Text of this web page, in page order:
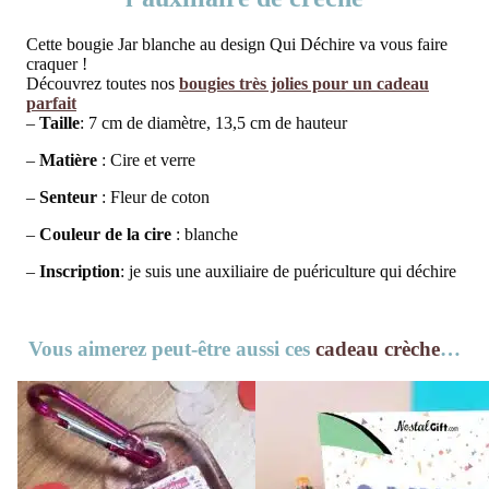
Cette bougie Jar blanche au design Qui Déchire va vous faire
craquer !
Découvrez toutes nos bougies très jolies pour un cadeau
parfait
– Taille: 7 cm de diamètre, 13,5 cm de hauteur
– Matière : Cire et verre
– Senteur : Fleur de coton
– Couleur de la cire : blanche
– Inscription: je suis une auxiliaire de puériculture qui déchire
Vous aimerez peut-être aussi ces cadeau crèche…